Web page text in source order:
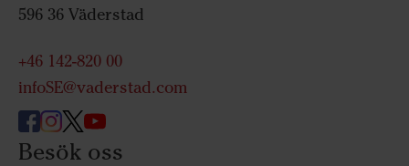
596 36 Väderstad
+46 142-820 00
infoSE@vaderstad.com
Besök oss